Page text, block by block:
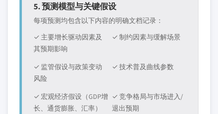
5. 预测模型与关键假设
每项预测均包含以下内容的明确文档记录：
✓ 主要增长驱动因素及
其预期影响
✓ 制约因素与缓解场景
✓ 监管假设与政策变动
风险
✓ 技术普及曲线参数
✓ 宏观经济假设（GDP增
长、通货膨胀、汇率）
✓ 竞争格局与市场进入/
退出预期